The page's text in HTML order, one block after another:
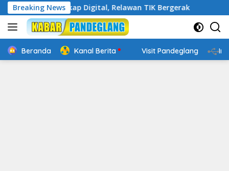
Langsung
ke
konten
Breaking News
Cakap Digital, Relawan TIK Bergerak Mengenal
Beranda Kanal Berita Visit Pandeglang